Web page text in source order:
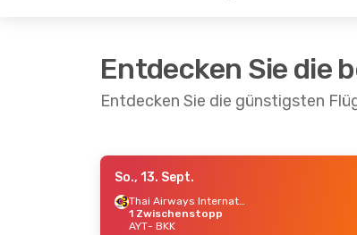
Entdecken Sie die
Entdecken Sie die günstigsten
- So., 6. Sept.
So., 13. Sept.
Thai Airways International
1 Zwischenstopp
AYT- BKK